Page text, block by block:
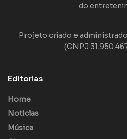
do
Projeto criado e
(CNPJ
Editorias
Home
Notícias
Música